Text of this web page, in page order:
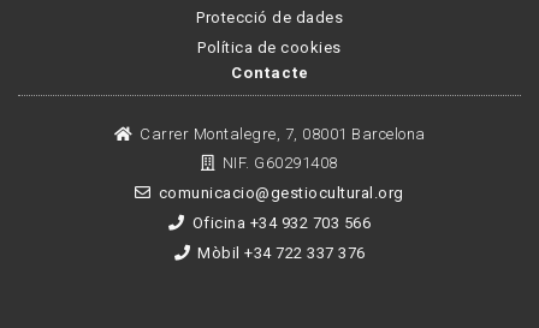
Protecció de dades
Política de cookies
Contacte
Carrer Montalegre, 7, 08001 Barcelona
NIF. G60291408
comunicacio@gestiocultural.org
Oficina +34 932 703 566
Mòbil +34 722 337 376